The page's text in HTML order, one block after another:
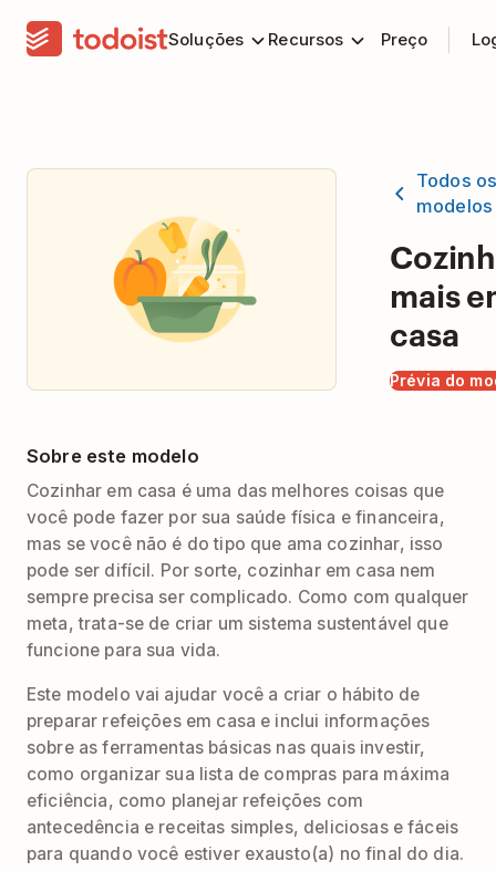
Soluções Recursos Preço
Todos
modelos
mais
casa
Prévia do
Sobre este modelo
Cozinhar em casa é uma das melhores coisas que
você pode fazer por sua saúde física e financeira,
mas se você não é do tipo que ama cozinhar, isso
pode ser difícil. Por sorte, cozinhar em casa nem
sempre precisa ser complicado. Como com qualquer
meta, trata-se de criar um sistema sustentável que
funcione para sua vida.
Este modelo vai ajudar você a criar o hábito de
preparar refeições em casa e inclui informações
sobre as ferramentas básicas nas quais investir,
como organizar sua lista de compras para máxima
eficiência, como planejar refeições com
antecedência e receitas simples, deliciosas e fáceis
para quando você estiver exausto(a) no final do dia.